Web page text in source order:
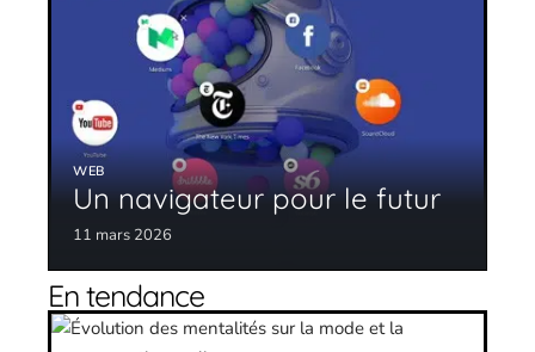
WEB
Un navigateur pour le futur
11 mars 2026
En tendance